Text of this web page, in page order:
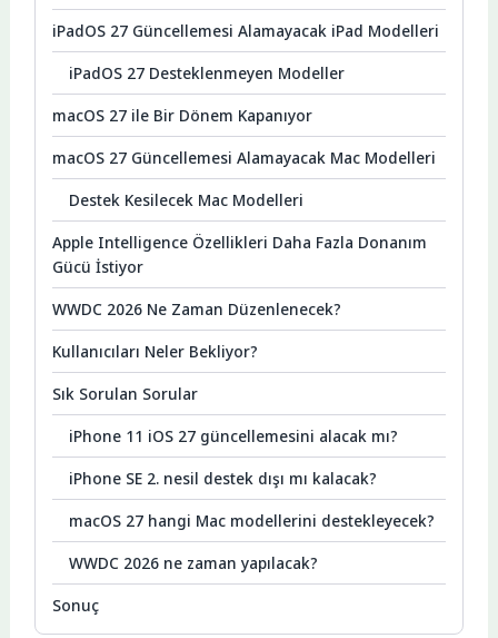
iPadOS 27 Güncellemesi Alamayacak iPad Modelleri
iPadOS 27 Desteklenmeyen Modeller
macOS 27 ile Bir Dönem Kapanıyor
macOS 27 Güncellemesi Alamayacak Mac Modelleri
Destek Kesilecek Mac Modelleri
Apple Intelligence Özellikleri Daha Fazla Donanım
Gücü İstiyor
WWDC 2026 Ne Zaman Düzenlenecek?
Kullanıcıları Neler Bekliyor?
Sık Sorulan Sorular
iPhone 11 iOS 27 güncellemesini alacak mı?
iPhone SE 2. nesil destek dışı mı kalacak?
macOS 27 hangi Mac modellerini destekleyecek?
WWDC 2026 ne zaman yapılacak?
Sonuç